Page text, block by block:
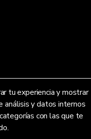
tu experiencia y mostrar
análisis y datos internos
con las que te